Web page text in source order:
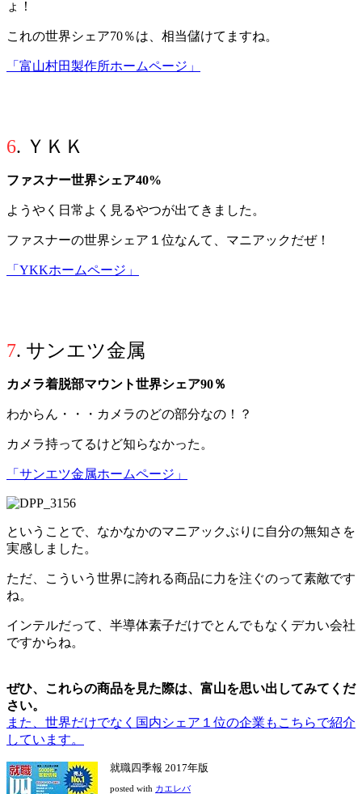
ょ！
これの世界シェア70％は、相当儲けてますね。
「富山村田製作所ホームページ」
6. ＹＫＫ
ファスナー世界シェア40%
ようやく日常よく見るやつが出てきました。
ファスナーの世界シェア１位なんて、マニアックだぜ！
「YKKホームページ」
7. サンエツ金属
カメラ着脱部マウント世界シェア90％
わからん・・・カメラのどの部分なの！？
カメラ持ってるけど知らなかった。
「サンエツ金属ホームページ」
ということで、なかなかのマニアックぶりに自分の無知さを
実感しました。
ただ、こういう世界に誇れる商品に力を注ぐのって素敵です
ね。
インテルだって、半導体素子だけでとんでもなくデカい会社
ですからね。
ぜひ、これらの商品を見た際は、富山を思い出してみてくだ
さい。
また、世界だけでなく国内シェア１位の企業もこちらで紹介
しています。
就職四季報 2017年版
posted with カエレバ